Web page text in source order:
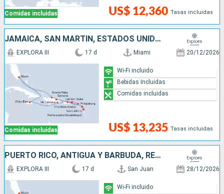
Comidas incluidas US$ 12,360 Tasas incluidas
JAMAICA, SAN MARTÍN, ESTADOS UNIDOS, PUERTO RICO, ANTIGUA Y BARBUDA, REPÚBLICA DOMINICANA
Comidas incluidas
EXPLORA III 17 d Miami 20/12/2026
US$ 13,235 Tasas incluidas
Wi-Fi incluido
Bebidas Incluidas
Comidas incluidas
PUERTO RICO, ANTIGUA Y BARBUDA, REPÚBLICA DOMINICANA, ESTADOS UNIDOS, FRANCIA
EXPLORA III 17 d San Juan 28/12/2026
Wi-Fi incluido